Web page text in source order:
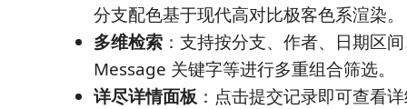
分支配色基于现代高对比极客色系渲染。
多维检索 ：支持按分支、作者、日期区
Message 关键字等进行多重组合筛选。
详尽详情面板 ：点击提交记录即可查看